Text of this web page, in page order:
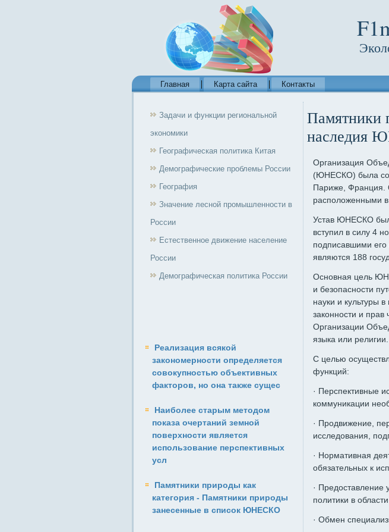
Главная Карта сайта Контакты
Задачи и функции региональной
экономики
Географическая политика Китая
Демографические проблемы России
География
Значение лесной промышленности в
России
Естественное движение население
России
Демографическая политика России
Реализация всякой
закономерности определяется
совокупностью объективных
факторов, но она также сущес
Наиболее старым методом
показа очертаний земной
поверхности является
использование перспективных
усл
Памятники природы как
категория - Памятники природы
занесенные в список ЮНЕСКО
Памятники
наследия
Организация
(ЮНЕСКО) была
Париже, Франция.
расположенными в
Устав ЮНЕСКО был
вступил в силу 4
подписавшими
являются 188
Основная цель
и безопасности
науки и культуры
законности и прав
Организации
языка или религии.
С целью
функций:
· Перспективные
коммуникации
· Продвижение,
исследования,
· Нормативная
обязательных к
· Предоставление
политики в
· Обмен